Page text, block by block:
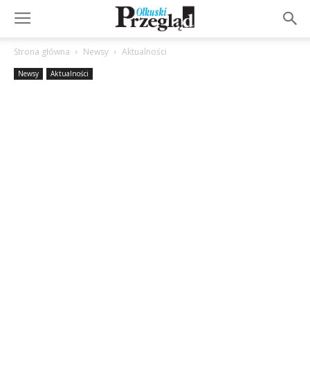
Strona główna Newsy Aktualności
Newsy Aktualności